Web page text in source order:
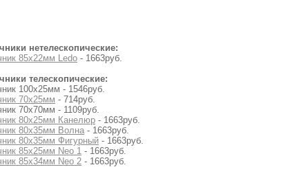
нетелескопические:
85х22мм Ledo - 1663руб.
телескопические:
100х25мм - 1546руб.
70х25мм - 714руб.
70х70мм - 1109руб.
80х25мм Канелюр - 1663руб.
80х35мм Волна - 1663руб.
80х35мм Фигурный - 1663руб.
85х25мм Neo 1 - 1663руб.
85х34мм Neo 2 - 1663руб.